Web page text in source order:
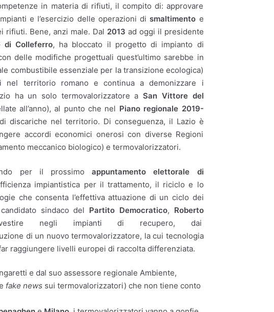
in materia di rifiuti, il compito di: approvare
e l’esercizio delle operazioni di smaltimento e
rifiuti. Bene, anzi male. Dal 2013 ad oggi il presidente
di Colleferro, ha bloccato il progetto di impianto di
delle modifiche progettuali quest’ultimo sarebbe in
combustibile essenziale per la transizione ecologica)
territorio romano e continua a demonizzare i
ha un solo termovalorizzatore aSan Vittore del
all’anno), al punto che nel Piano regionale 2019-
discariche nel territorio. Di conseguenza, il Lazio è
accordi economici onerosi con diverse Regioni
meccanico biologico) e termovalorizzatori.
per il prossimoappuntamento elettorale di
impiantistica per il trattamento, il riciclo e lo
che consenta l’effettiva attuazione di un ciclo dei
sindaco del Partito Democratico, Roberto
negli impianti di recupero, dai
di un nuovo termovalorizzatore, la cui tecnologia
raggiungere livelli europei di raccolta differenziata.
e dal suo assessore regionale Ambiente,
fake news sui termovalorizzatori) che non tiene conto